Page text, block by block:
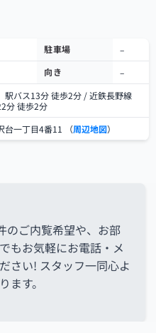
駐車場
–
向き –
駅バス13分 徒歩2分 / 近鉄長野線
分 徒歩2分
台一丁目4番11 （周辺地図）
のご内覧希望や、お部
もお気軽にお電話・メ
さい! スタッフ一同心よ
ます。